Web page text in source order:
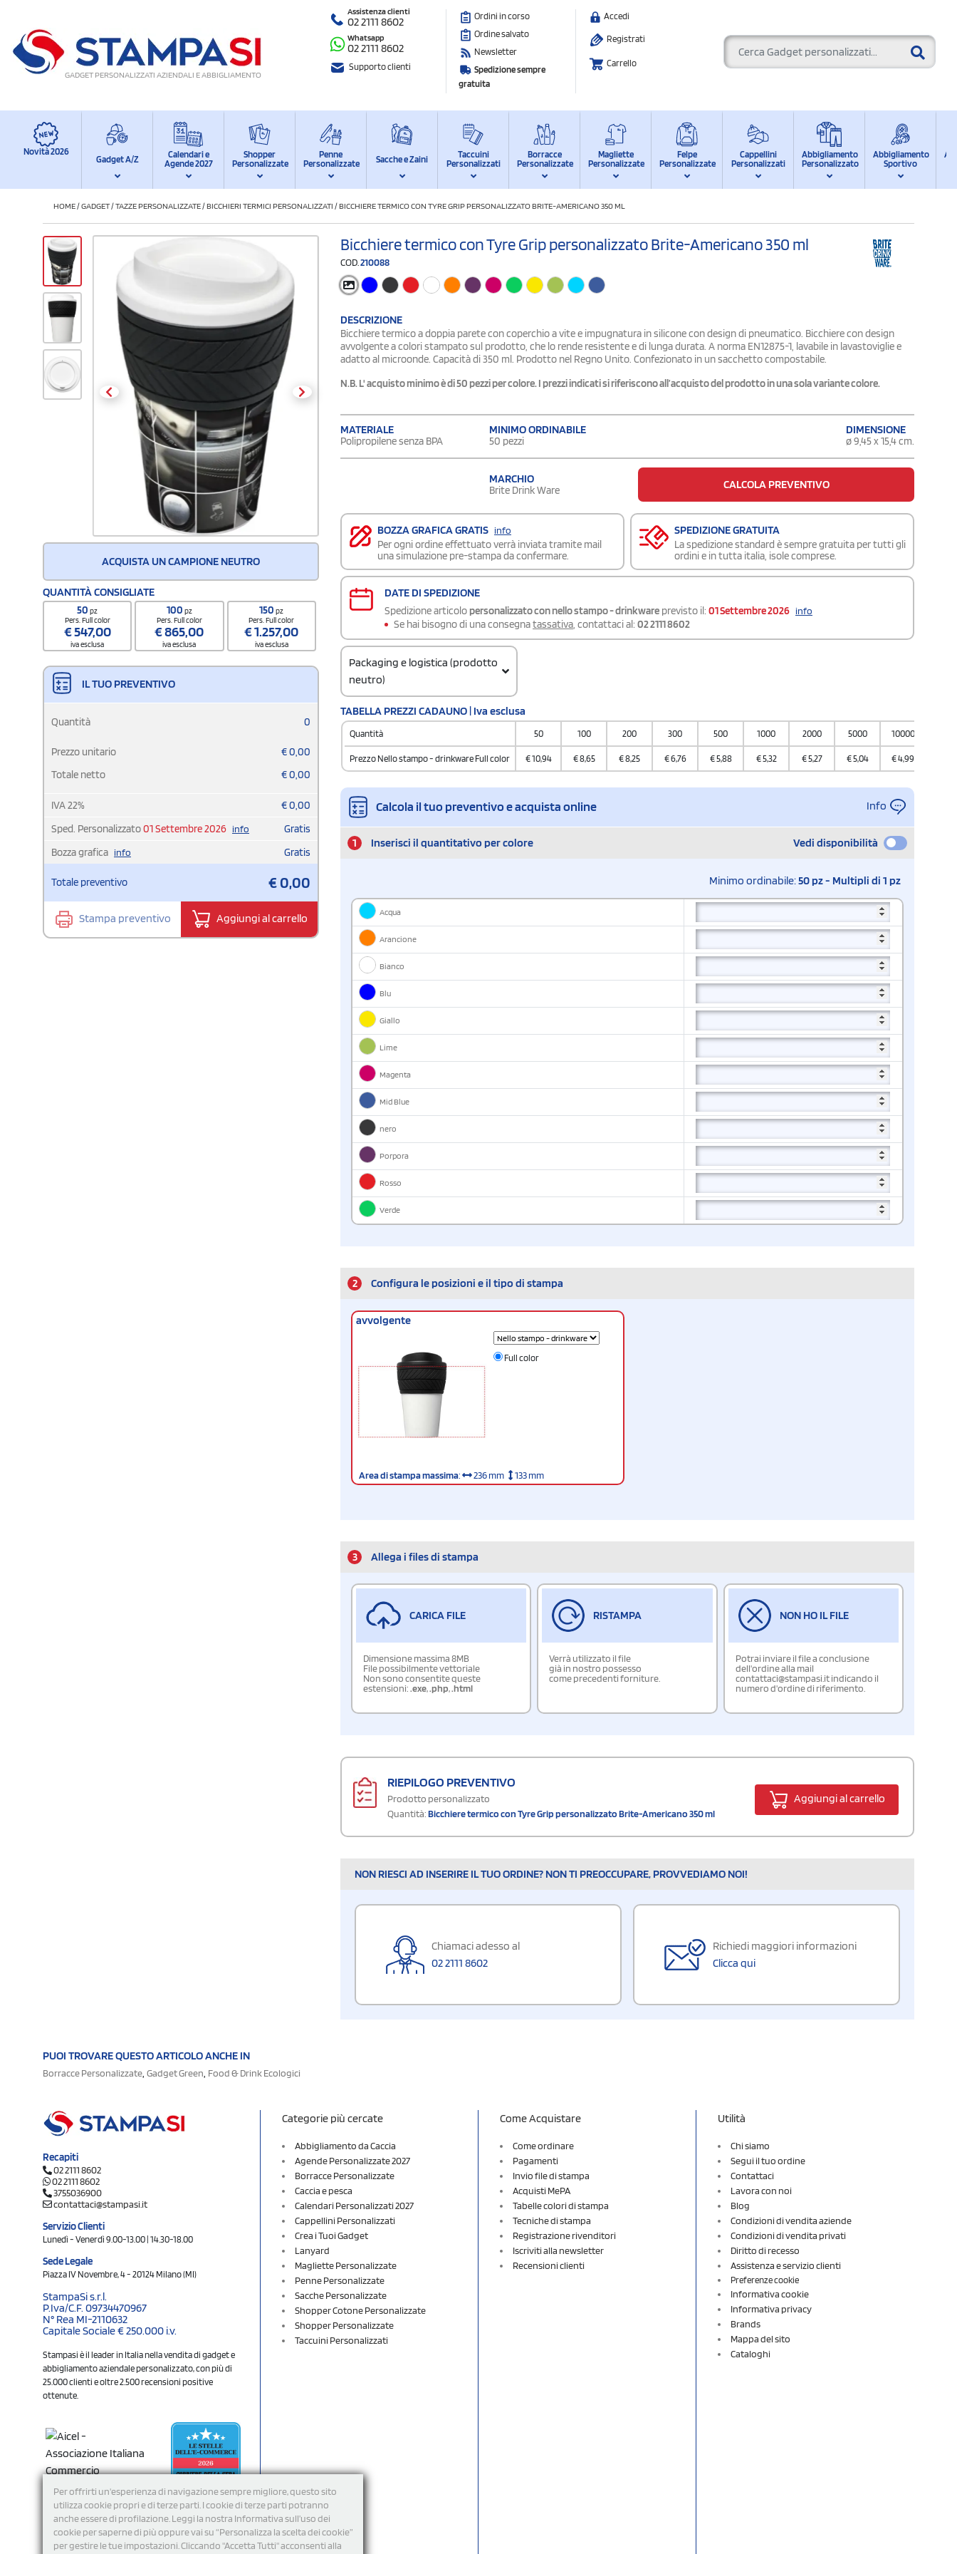
Per offrirti un'esperienza di navigazione sempre migliore, questo sito
utilizza cookie propri e di terze parti. I cookie di terze parti potranno
anche essere di profilazione. Leggi la nostra Informativa sull’uso dei
cookie per saperne di più oppure vai su “Personalizza la scelta dei cookie”
per gestire le tue impostazioni. Cliccando "Accetta Tutti" acconsenti alla
GADGET PERSONALIZZATI AZIENDALI E ABBIGLIAMENTO
Assistenza clienti
02 2111 8602
Whatsapp
02 2111 8602
Supporto clienti
Ordini in corso
Ordine salvato
Newsletter
Spedizione sempre
gratuita
Accedi
Registrati
Carrello
Novità 2026
Gadget A/Z
Calendari e
Agende 2027
Shopper
Personalizzate
Penne
Personalizzate
Sacche e Zaini
Taccuini
Personalizzati
Borracce
Personalizzate
Magliette
Personalizzate
Felpe
Personalizzate
Cappellini
Personalizzati
Abbigliamento
Personalizzato
Abbigliamento
Sportivo
HOME/GADGET/TAZZE PERSONALIZZATE/BICCHIERI TERMICI PERSONALIZZATI /BICCHIERE TERMICO CON TYRE GRIP PERSONALIZZATO BRITE-AMERICANO 350 ML
ACQUISTA UN CAMPIONE NEUTRO
QUANTITÀ CONSIGLIATE
50pz
Pers. Full color
€547,00
iva esclusa
100 pz
Pers. Full color
€865,00
iva esclusa
150pz
Pers. Full color
€1.257,00
iva esclusa
IL TUO PREVENTIVO
Quantità 0
Prezzo unitario €0,00
Totale netto
€0,00
IVA22% €0,00
Sped. Personalizzato01 Settembre 2026 info
Gratis
Bozza grafica info Gratis
Totale preventivo €0,00
Stampa preventivo Aggiungi al carrello
Bicchiere termico con Tyre Grip personalizzato Brite-Americano 350 ml
COD. 210088
DESCRIZIONE
Bicchiere termico a doppia parete con coperchio a vite e impugnatura in silicone con design di pneumatico. Bicchiere con design
avvolgente a colori stampato sul prodotto, che lo rende resistente e di lunga durata. A norma EN12875-1, lavabile in lavastoviglie e
adatto al microonde. Capacità di 350 ml. Prodotto nel Regno Unito. Confezionato in un sacchetto compostabile.
N.B. L' acquisto minimo è di 50 pezzi per colore. I prezzi indicati si riferiscono all’acquisto del prodotto in una sola variante colore.
MATERIALE
Polipropilene senza BPA
MINIMO ORDINABILE
50 pezzi
DIMENSIONE
ø 9,45 x 15,4 cm.
MARCHIO
Brite Drink Ware CALCOLA PREVENTIVO
BOZZA GRAFICA GRATIS info
Per ogni ordine effettuato verrà inviata tramite mail
una simulazione pre-stampa da confermare.
SPEDIZIONE GRATUITA
La spedizione standard è sempre gratuita per tutti gli
ordini e in tutta italia, isole comprese.
DATE DI SPEDIZIONE
Spedizione articolo personalizzato con nello stampo - drinkware previsto il: 01 Settembre 2026 info
Se hai bisogno di una consegnatassativa , contattaci al: 02 2111 8602
Packaging e logistica (prodotto
neutro)
3924100090000000000000
Quantità per scatola
60
TABELLA PREZZI CADAUNO | Iva esclusa
Quantità 50 100 200 300 500 1000 2000 5000 10000
Prezzo Nello stampo - drinkware Full color €10,94 €8,65 €8,25 €6,76 €5,88 €5,32 €5,27 €5,04 €4,99
Calcola il tuo preventivo e acquista online Info
1 Inserisci il quantitativo per colore Vedi disponibilità
Minimo ordinabile:50 pz - Multipli di 1 pz
Acqua
Arancione
Bianco
Blu
Giallo
Lime
Magenta
Mid Blue
nero
Porpora
Rosso
Verde
2 Configura le posizioni e il tipo di stampa
avvolgente
Full color
Area di stampa massima: 236 mm 133 mm
3 Allega i files di stampa
CARICA FILE
Dimensione massima 8MB
File possibilmente vettoriale
Non sono consentite queste
estensioni:.exe,.php,.html
RISTAMPA
Verrà utilizzato il file
già in nostro possesso
come precedenti forniture.
NON HO IL FILE
Potrai inviare il file a conclusione
dell'ordine alla mail
contattaci@stampasi.it indicando il
numero d'ordine di riferimento.
RIEPILOGO PREVENTIVO
Prodotto personalizzato
Quantità:Bicchiere termico con Tyre Grip personalizzato Brite-Americano 350 ml
Aggiungi al carrello
NON RIESCI AD INSERIRE IL TUO ORDINE? NON TI PREOCCUPARE, PROVVEDIAMO NOI!
Chiamaci adesso al
02 2111 8602
Richiedi maggiori informazioni
Clicca qui
PUOI TROVARE QUESTO ARTICOLO ANCHE IN
Borracce Personalizzate Gadget Green Food & Drink Ecologici
Recapiti
02 2111 8602
02 2111 8602
3755036900
contattaci@stampasi.it
Servizio Clienti
Lunedì - Venerdì 9.00-13.00 | 14.30-18.00
Sede Legale
Piazza IV Novembre, 4 - 20124 Milano (MI)
StampaSi s.r.l.
P.Iva/C.F. 09734470967
N° Rea MI-2110632
Capitale Sociale € 250.000 i.v.
Stampasi è il leader in Italia nella vendita di gadget e
abbigliamento aziendale personalizzato, con più di
25.000 clienti e oltre 2.500 recensioni positive
ottenute.
Categorie più cercate
Abbigliamento da Caccia
Agende Personalizzate 2027
Borracce Personalizzate
Caccia e pesca
Calendari Personalizzati 2027
Cappellini Personalizzati
Crea i Tuoi Gadget
Lanyard
Magliette Personalizzate
Penne Personalizzate
Sacche Personalizzate
Shopper Cotone Personalizzate
Shopper Personalizzate
Taccuini Personalizzati
Come Acquistare
Come ordinare
Pagamenti
Invio file di stampa
Acquisti MePA
Tabelle colori di stampa
Tecniche di stampa
Registrazione rivenditori
Iscriviti alla newsletter
Recensioni clienti
Utilità
Chi siamo
Segui il tuo ordine
Contattaci
Lavora con noi
Blog
Condizioni di vendita aziende
Condizioni di vendita privati
Diritto di recesso
Assistenza e servizio clienti
Preferenze cookie
Informativa cookie
Informativa privacy
Brands
Mappa del sito
Cataloghi